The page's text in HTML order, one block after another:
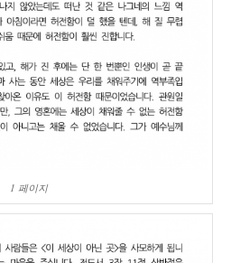
1 페이지